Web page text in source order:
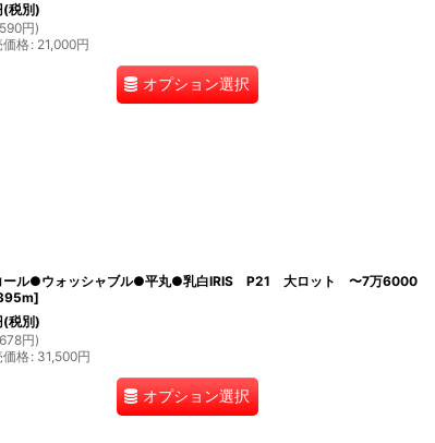
(税別)
円)
価格: 21,000円
オプション選択
ール●ウォッシャブル●平丸●乳白IRIS P21 大ロット 〜7万6000
]
(税別)
円)
価格: 31,500円
オプション選択